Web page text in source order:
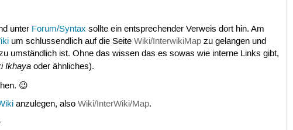
unter Forum/Syntax sollte ein entsprechender Verweis dort hin. Am
um schlussendlich auf die Seite Wiki/InterwikiMapzu gelangen und
umständlich ist. Ohne das wissen das es sowas wie interne Links gibt,
Ikhayaoder ähnliches).
😉
anzulegen, also Wiki/InterWiki/Map.